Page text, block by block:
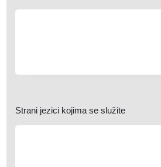
Strani jezici kojima se služite